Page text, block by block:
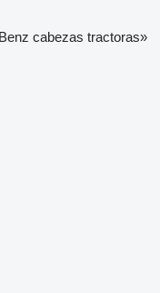
cabezas tractoras»